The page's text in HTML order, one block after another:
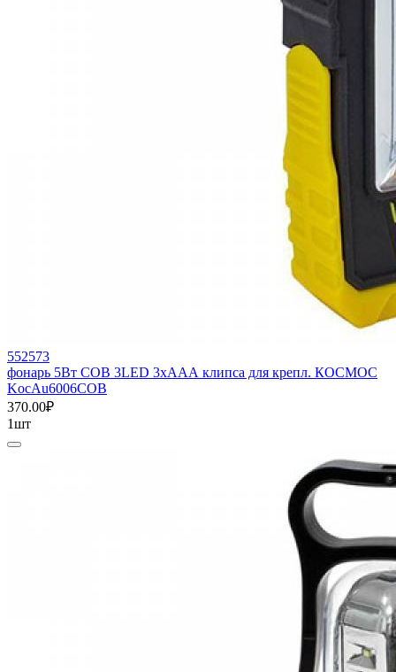
552573
фонарь 5Вт СОВ 3LED 3хААА клипса для крепл. КОСМОС
KocAu6006COB
370.00₽
1шт